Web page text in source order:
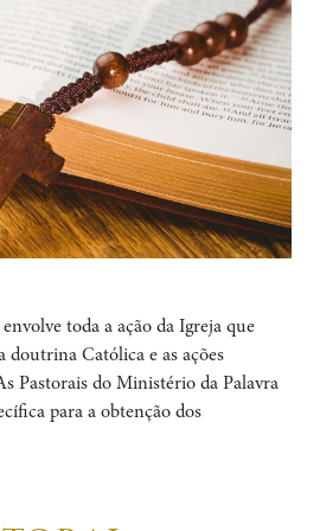
toda a ação da Igreja que
doutrina Católica e as ações
Pastorais do Ministério da Palavra
para a obtenção dos